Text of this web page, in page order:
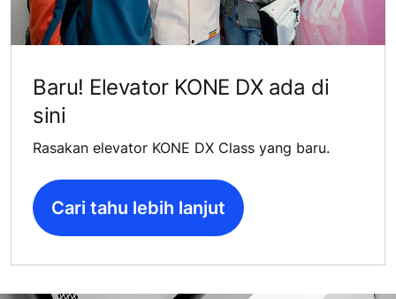
Baru! Elevator KONE DX ada di
sini
Rasakan elevator KONE DX Class yang baru.
Cari tahu lebih lanjut